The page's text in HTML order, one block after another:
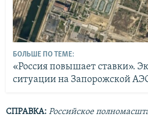
БОЛЬШЕ ПО ТЕМЕ:
«Россия повышает ставки».
ситуации на Запорожской
СПРАВКА: Российское